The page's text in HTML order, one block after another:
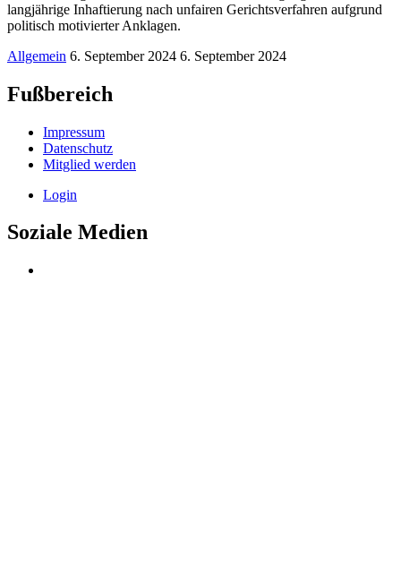
langjährige Inhaftierung nach unfairen Gerichtsverfahren aufgrund
politisch motivierter Anklagen.
Allgemein 6. September 2024 6. September 2024
Fußbereich
Impressum
Datenschutz
Mitglied werden
Login
Soziale Medien